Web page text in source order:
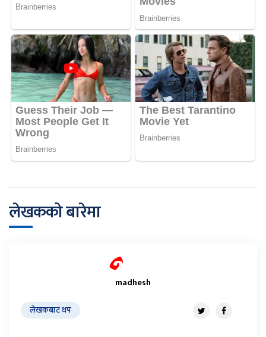
लेखकको बारेमा
madhesh
लेखकबाट थप